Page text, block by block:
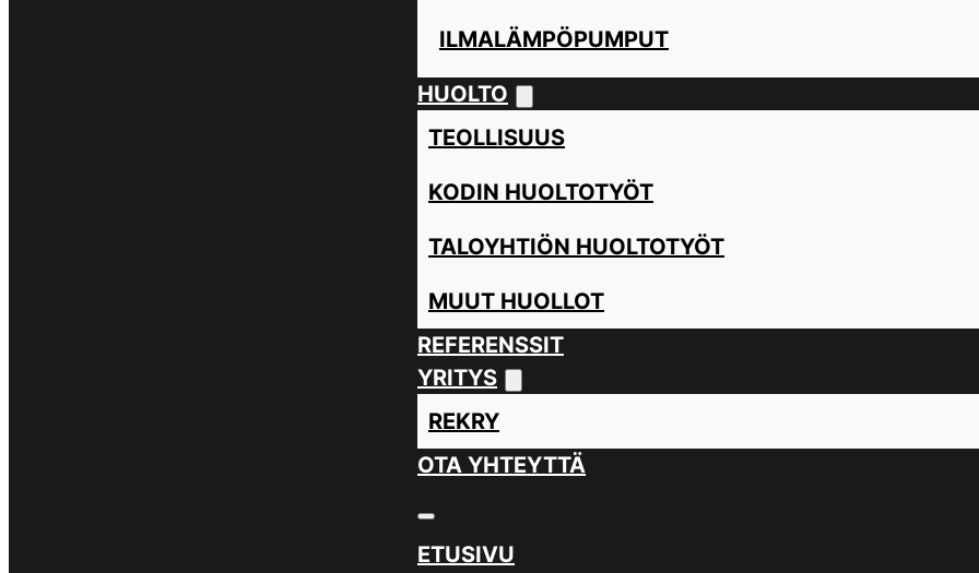
ILMALÄMPÖPUMPUT
HUOLTO
TEOLLISUUS
KODIN HUOLTOTYÖT
TALOYHTIÖN HUOLTOTYÖT
MUUT HUOLLOT
REFERENSSIT
YRITYS
REKRY
OTA YHTEYTTÄ
ETUSIVU